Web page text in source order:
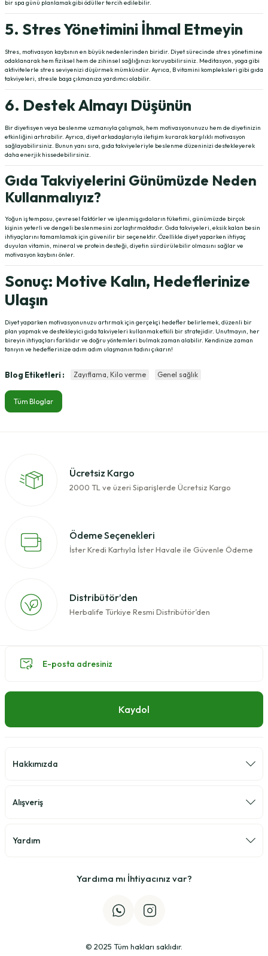
bir spa günü planlamak gibi ödüller tercih edilebilir.
5. Stres Yönetimini İhmal Etmeyin
Stres, motivasyon kaybının en büyük nedenlerinden biridir. Diyet sürecinde stres yönetimine
odaklanarak hem fiziksel hem de zihinsel sağlığınızı koruyabilirsiniz. Meditasyon, yoga gibi
aktivitelerle stres seviyenizi düşürmek mümkündür. Ayrıca, B vitamini kompleksleri gibi gıda
takviyeleri, stresle başa çıkmanıza yardımcı olabilir.
6. Destek Almayı Düşünün
Bir diyetisyen veya beslenme uzmanıyla çalışmak, hem motivasyonunuzu hem de diyetinizin
etkinliğini artırabilir. Ayrıca, diyet arkadaşlarıyla iletişim kurarak karşılıklı motivasyon
sağlayabilirsiniz. Bunun yanı sıra, gıda takviyeleriyle beslenme düzeninizi destekleyerek
daha enerjik hissedebilirsiniz.
Gıda Takviyelerini Günümüzde Neden
Kullanmalıyız?
Yoğun iş temposu, çevresel faktörler ve işlenmiş gıdaların tüketimi, günümüzde birçok
kişinin yeterli ve dengeli beslenmesini zorlaştırmaktadır. Gıda takviyeleri, eksik kalan besin
ihtiyaçlarını tamamlamak için güvenilir bir seçenektir. Özellikle diyet yaparken ihtiyaç
duyulan vitamin, mineral ve protein desteği, diyetin sürdürülebilir olmasını sağlar ve
motivasyon kaybını önler.
Sonuç: Motive Kalın, Hedeflerinize
Ulaşın
Diyet yaparken motivasyonunuzu artırmak için gerçekçi hedefler belirlemek, düzenli bir
plan yapmak ve destekleyici gıda takviyeleri kullanmak etkili bir stratejidir. Unutmayın, her
bireyin ihtiyaçları farklıdır ve doğru yöntemleri bulmak zaman alabilir. Kendinize zaman
tanıyın ve hedeflerinize adım adım ulaşmanın tadını çıkarın!
Blog Etiketleri : Zayıflama, Kilo verme Genel sağlık
Tüm Bloglar
Ücretsiz Kargo
2000 TL ve üzeri Siparişlerde Ücretsiz Kargo
Ödeme Seçenekleri
İster Kredi Kartıyla İster Havale ile Güvenle Ödeme
Distribütör’den
Herbalife Türkiye Resmi Distribütör’den
Kaydol
Hakkımızda
Alışveriş
Yardım
Yardıma mı İhtiyacınız var?
© 2025 Tüm hakları saklıdır.